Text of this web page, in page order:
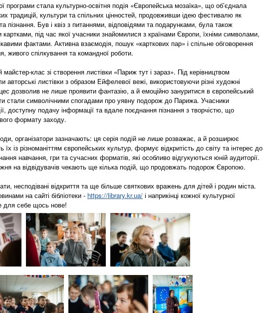
стала культурно-освітня подія «Європейська мозаїка», що об’єднала
традицій, культури та спільних цінностей, продовживши ідею фестивалю як
пізнання. Був і квіз з питаннями, відповідями та подарунками, була також
картками, під час якої учасники знайомилися з країнами Європи, їхніми символами,
фактами. Активна взаємодія, пошук «карткових пар» і спільне обговорення
живого спілкування та командної роботи.
клас зі створення листівки «Париж тут і зараз». Під керівництвом
авторські листівки з образом Ейфелевої вежі, використовуючи різні художні
дозволив не лише проявити фантазію, а й емоційно зануритися в європейський
стали символічними спогадами про уявну подорож до Парижа. Учасники
доступну подачу інформації та вдале поєднання пізнання з творчістю, що
формату заходу.
організатори зазначають: ця серія подій не лише розважає, а й розширює
їх із різноманіттям європейських культур, формує відкритість до світу та інтерес до
навчання, гри та сучасних форматів, які особливо відгукуються юній аудиторії.
на відвідувачів чекають ще кілька подій, що продовжать подорож Європою.
несподівані відкриття та ще більше святкових вражень для дітей і родин міста.
на сайті бібліотеки - https://library.kr.ua/ і наприкінці кожної культурної
для себе щось нове!